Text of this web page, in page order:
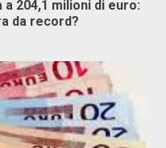
204,1 milioni di euro:
da record?